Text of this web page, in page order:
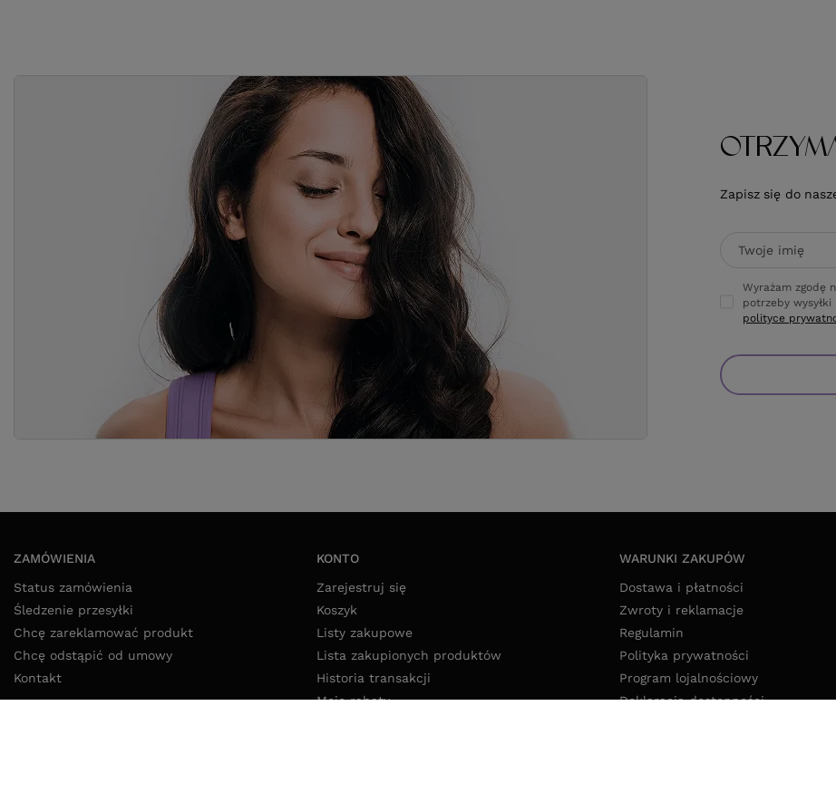
Zapisz się do
Twoje imię
Wyrażam zgodę
potrzeby
polityce
ZAMÓWIENIA
Status zamówienia
Śledzenie przesyłki
Chcę zareklamować produkt
Chcę odstąpić od umowy
Kontakt
KONTO
Zarejestruj się
Koszyk
Listy zakupowe
Lista zakupionych produktów
Historia transakcji
Moje rabaty
WARUNKI ZAKUPÓW
Dostawa i płatności
Zwroty i reklamacje
Regulamin
Polityka prywatności
Program lojalnościowy
Deklaracja dostępności